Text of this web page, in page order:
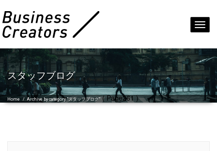
スタッフブログ
Home /Archive by category "スタッフブログ"( Page261 )